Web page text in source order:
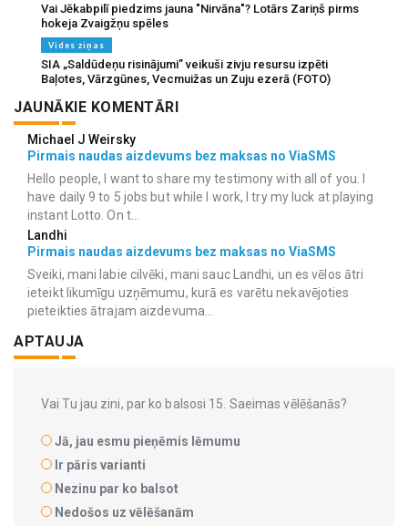
Vai Jēkabpilī piedzims jauna "Nirvāna"? Lotārs Zariņš pirms
hokeja Zvaigžņu spēles
Vides ziņas
SIA „Saldūdeņu risinājumi” veikuši zivju resursu izpēti
Baļotes, Vārzgūnes, Vecmuižas un Zuju ezerā (FOTO)
JAUNĀKIE KOMENTĀRI
Michael J Weirsky
Pirmais naudas aizdevums bez maksas no ViaSMS
Hello people, I want to share my testimony with all of you. I
have daily 9 to 5 jobs but while I work, I try my luck at playing
instant Lotto. On t...
Landhi
Pirmais naudas aizdevums bez maksas no ViaSMS
Sveiki, mani labie cilvēki, mani sauc Landhi, un es vēlos ātri
ieteikt likumīgu uzņēmumu, kurā es varētu nekavējoties
pieteikties ātrajam aizdevuma...
APTAUJA
Vai Tu jau zini, par ko balsosi 15. Saeimas vēlēšanās?
Jā, jau esmu pieņēmis lēmumu
Ir pāris varianti
Nezinu par ko balsot
Nedošos uz vēlēšanām